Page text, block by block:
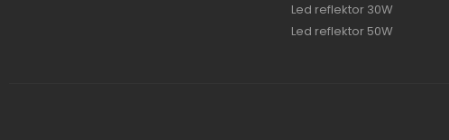
Led reflektor 30W
Led reflektor 50W